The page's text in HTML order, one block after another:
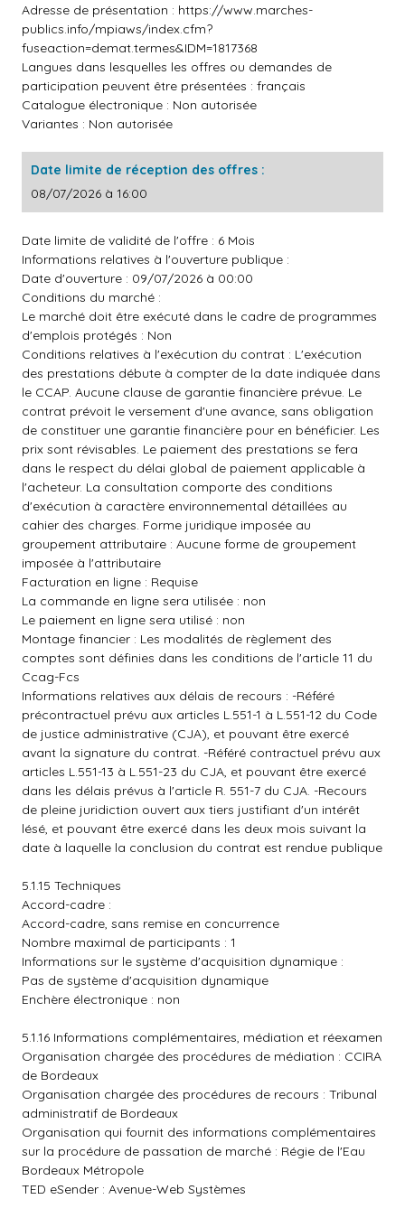
Adresse de présentation : https://www.marches-
publics.info/mpiaws/index.cfm?
fuseaction=demat.termes&IDM=1817368
Langues dans lesquelles les offres ou demandes de
participation peuvent être présentées : français
Catalogue électronique : Non autorisée
Variantes : Non autorisée
Date limite de réception des offres :
08/07/2026 à 16:00
Date limite de validité de l'offre : 6 Mois
Informations relatives à l'ouverture publique :
Date d'ouverture : 09/07/2026 à 00:00
Conditions du marché :
Le marché doit être exécuté dans le cadre de programmes
d'emplois protégés : Non
Conditions relatives à l'exécution du contrat : L'exécution
des prestations débute à compter de la date indiquée dans
le CCAP. Aucune clause de garantie financière prévue. Le
contrat prévoit le versement d'une avance, sans obligation
de constituer une garantie financière pour en bénéficier. Les
prix sont révisables. Le paiement des prestations se fera
dans le respect du délai global de paiement applicable à
l'acheteur. La consultation comporte des conditions
d'exécution à caractère environnemental détaillées au
cahier des charges. Forme juridique imposée au
groupement attributaire : Aucune forme de groupement
imposée à l'attributaire
Facturation en ligne : Requise
La commande en ligne sera utilisée : non
Le paiement en ligne sera utilisé : non
Montage financier : Les modalités de règlement des
comptes sont définies dans les conditions de l'article 11 du
Ccag-Fcs
Informations relatives aux délais de recours : -Référé
précontractuel prévu aux articles L.551-1 à L.551-12 du Code
de justice administrative (CJA), et pouvant être exercé
avant la signature du contrat. -Référé contractuel prévu aux
articles L.551-13 à L.551-23 du CJA, et pouvant être exercé
dans les délais prévus à l'article R. 551-7 du CJA. -Recours
de pleine juridiction ouvert aux tiers justifiant d'un intérêt
lésé, et pouvant être exercé dans les deux mois suivant la
date à laquelle la conclusion du contrat est rendue publique
5.1.15 Techniques
Accord-cadre :
Accord-cadre, sans remise en concurrence
Nombre maximal de participants : 1
Informations sur le système d'acquisition dynamique :
Pas de système d'acquisition dynamique
Enchère électronique : non
5.1.16 Informations complémentaires, médiation et réexamen
Organisation chargée des procédures de médiation : CCIRA
de Bordeaux
Organisation chargée des procédures de recours : Tribunal
administratif de Bordeaux
Organisation qui fournit des informations complémentaires
sur la procédure de passation de marché : Régie de l'Eau
Bordeaux Métropole
TED eSender : Avenue-Web Systèmes